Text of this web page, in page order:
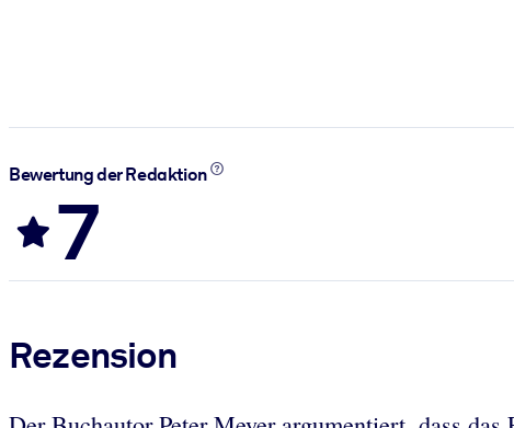
Bewertung der Redaktion
7
Rezension